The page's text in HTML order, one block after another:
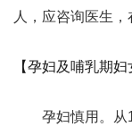
人，应咨询医生，
【孕妇及哺乳期妇
孕妇慎用。从